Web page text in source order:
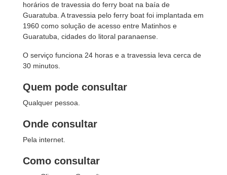
horários de travessia do ferry boat na baía de
Guaratuba. A travessia pelo ferry boat foi implantada em
1960 como solução de acesso entre Matinhos e
Guaratuba, cidades do litoral paranaense.
O serviço funciona 24 horas e a travessia leva cerca de
30 minutos.
Quem pode consultar
Qualquer pessoa.
Onde consultar
Pela internet.
Como consultar